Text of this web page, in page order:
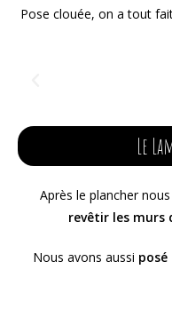
Pose clouée, on a tout
Le
Après le plancher
revêtir les murs
Nous avons aussi